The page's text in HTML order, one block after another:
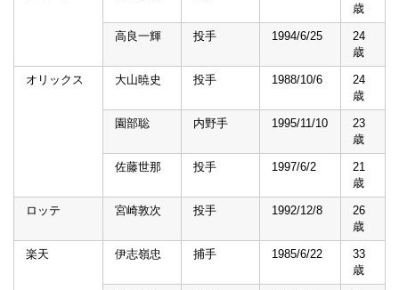
歳
高良一輝 投手 1994/6/25
24
歳
オリックス 大山暁史 投手 1988/10/6
24
歳
園部聡 内野手 1995/11/10
23
歳
佐藤世那 投手 1997/6/2
21
歳
ロッテ 宮崎敦次 投手 1992/12/8
26
歳
楽天 伊志嶺忠 捕手 1985/6/22
33
歳